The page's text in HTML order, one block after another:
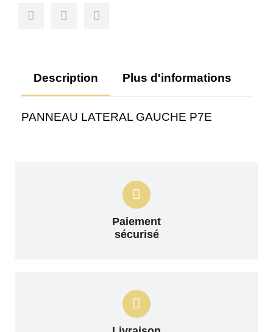
Description Plus d'informations
PANNEAU LATERAL GAUCHE P7E
Paiement
sécurisé